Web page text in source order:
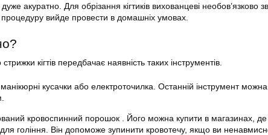
акуратно. Для обрізання кігтиків вихованцеві необов’язково
вийде провести в домашніх умовах.
кігтів передбачає наявність таких інструментів.
манікюрні кусачки або електроточилка. Останній інструмент
кровоспинний порошок . Його можна купити в магазинах, де
гоління. Він допоможе зупинити кровотечу, якщо ви